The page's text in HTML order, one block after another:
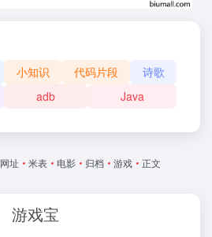
小知识 代码片段
诗歌
adb Java
网址 • 米表 • 电影 • 归档 • 游戏 • 正文
游戏宝